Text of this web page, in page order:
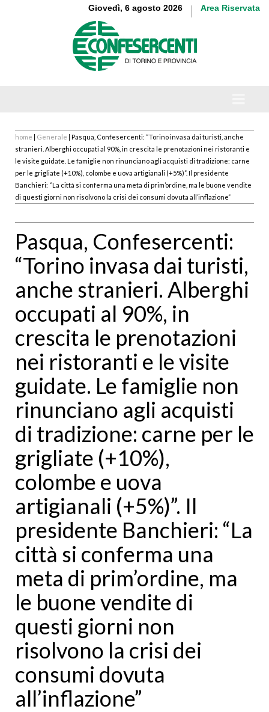
Giovedì, 6 agosto 2026 Area Riservata
home | Generale | Pasqua, Confesercenti: “Torino invasa dai turisti, anche
stranieri. Alberghi occupati al 90%, in crescita le prenotazioni nei ristoranti e
le visite guidate. Le famiglie non rinunciano agli acquisti di tradizione: carne
per le grigliate (+10%), colombe e uova artigianali (+5%)”. Il presidente
Banchieri: “La città si conferma una meta di prim’ordine, ma le buone vendite
di questi giorni non risolvono la crisi dei consumi dovuta all’inflazione”
Pasqua, Confesercenti:
“Torino invasa dai turisti,
anche stranieri. Alberghi
occupati al 90%, in
crescita le prenotazioni
nei ristoranti e le visite
guidate. Le famiglie non
rinunciano agli acquisti
di tradizione: carne per le
grigliate (+10%),
colombe e uova
artigianali (+5%)”. Il
presidente Banchieri: “La
città si conferma una
meta di prim’ordine, ma
le buone vendite di
questi giorni non
risolvono la crisi dei
consumi dovuta
all’inflazione”